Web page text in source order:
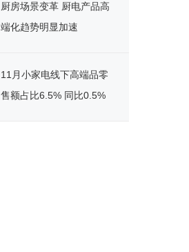
厨房场景变革 厨电产品高
端化趋势明显加速
11月小家电线下高端品零
售额占比6.5% 同比0.5%